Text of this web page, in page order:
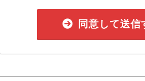
同意して送信